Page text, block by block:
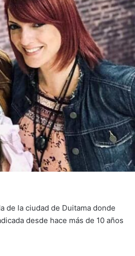
de la ciudad de Duitama donde
desde hace más de 10 años